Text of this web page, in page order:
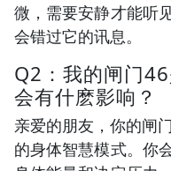
微，需要安静才能听
会错过它的讯息。
Q2：我的闸门
会有什麽影响？
亲爱的朋友，你的闸
的身体智慧模式。你